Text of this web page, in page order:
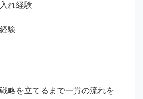
れ経験
験
略を立てるまで一貫の流れを